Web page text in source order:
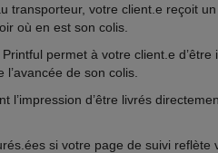
transporteur, votre client.e reçoit
où en est son colis.
permet à votre client.e
de son colis.
l’impression d’être livrés
si votre page de suivi reflète